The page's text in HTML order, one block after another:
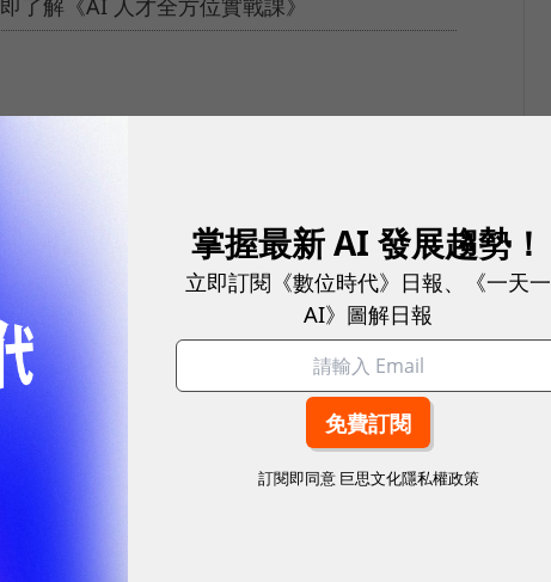
了解《AI 人才全方位實戰課》
掌握最新 AI 發展趨勢！
立即訂閱《數位時代》日報、《一天一
AI》圖解日報
訂閱即同意 巨思文化隱私權政策